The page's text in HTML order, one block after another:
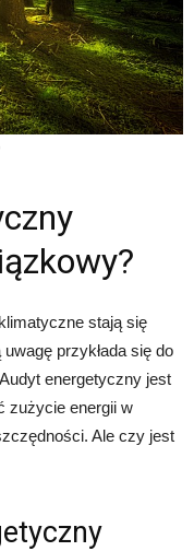
stają się
przykłada się do
energetyczny jest
zużycie energii w
Ale czy jest